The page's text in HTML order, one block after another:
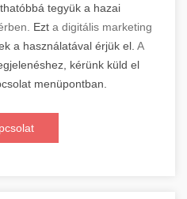
tegyük a hazai
Ezt a digitális marketing
a használatával érjük el. A
kérünk küld el
menüpontban.